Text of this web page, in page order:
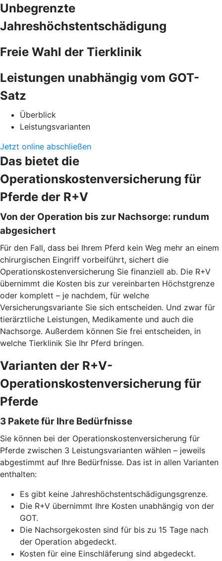
Unbegrenzte
Jahreshöchstentschädigung
Freie Wahl der Tierklinik
Leistungen unabhängig vom GOT-
Satz
Überblick
Leistungsvarianten
Jetzt online abschließen
Das bietet die
Operationskostenversicherung für
Pferde der R+V
Von der Operation bis zur Nachsorge: rundum
abgesichert
Für den Fall, dass bei Ihrem Pferd kein Weg mehr an einem
chirurgischen Eingriff vorbeiführt, sichert die
Operationskostenversicherung Sie finanziell ab. Die R+V
übernimmt die Kosten bis zur vereinbarten Höchstgrenze
oder komplett – je nachdem, für welche
Versicherungsvariante Sie sich entscheiden. Und zwar für
tierärztliche Leistungen, Medikamente und auch die
Nachsorge. Außerdem können Sie frei entscheiden, in
welche Tierklinik Sie Ihr Pferd bringen.
Varianten der R+V-
Operationskostenversicherung für
Pferde
3 Pakete für Ihre Bedürfnisse
Sie können bei der Operationskostenversicherung für
Pferde zwischen 3 Leistungsvarianten wählen – jeweils
abgestimmt auf Ihre Bedürfnisse. Das ist in allen Varianten
enthalten:
Es gibt keine Jahreshöchstentschädigungsgrenze.
Die R+V übernimmt Ihre Kosten unabhängig von der
GOT.
Die Nachsorgekosten sind für bis zu 15 Tage nach
der Operation abgedeckt.
Kosten für eine Einschläferung sind abgedeckt.